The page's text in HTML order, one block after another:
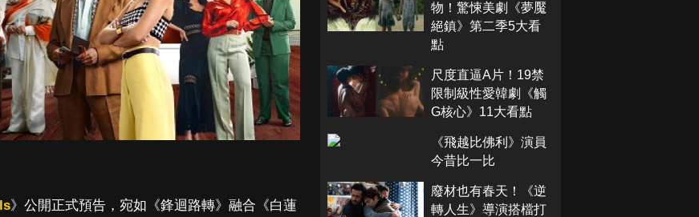
》公開正式預告，宛如《鋒迴路轉》融合《白蓮
物！驚悚美劇《夢魘
絕鎮》第二季5大看
點
尺度直逼A片！19禁
限制級性愛韓劇《觸
G核心》11大看點
《飛越比佛利》演員
今昔比一比
廢材也有春天！《逆
轉人生》導演搭檔打